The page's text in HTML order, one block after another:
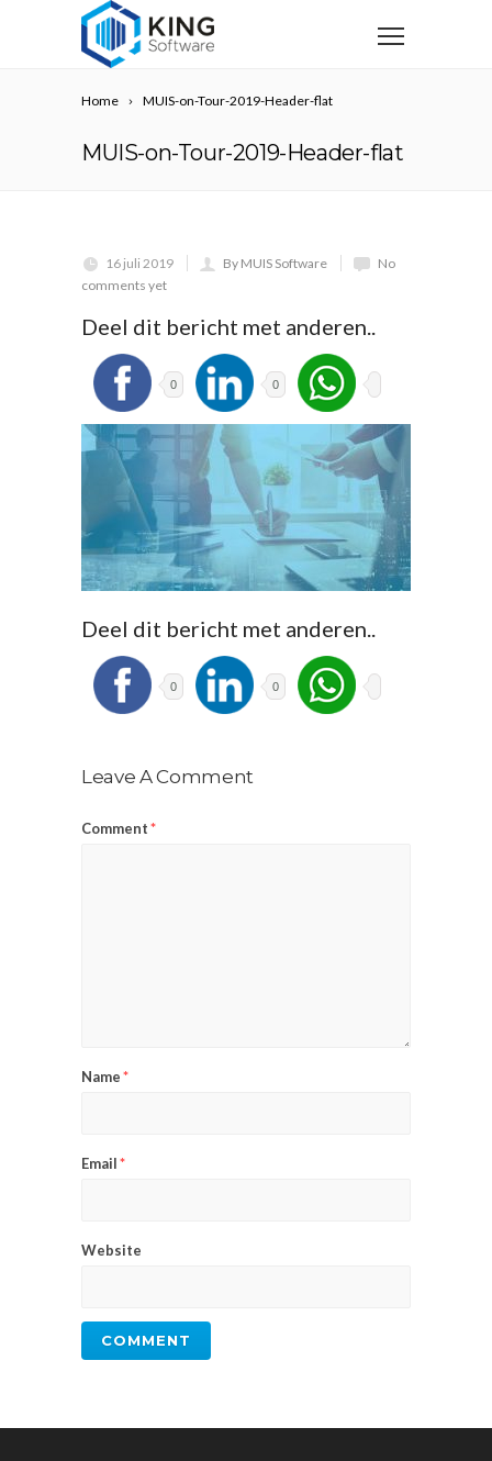
Home MUIS-on-Tour-2019-Header-flat
MUIS-on-Tour-2019-Header-flat
16 juli 2019 By MUIS Software
No
comments yet
Deel dit bericht met anderen..
0 0
Deel dit bericht met anderen..
0 0
Leave A Comment
Comment*
Name*
Email*
Website